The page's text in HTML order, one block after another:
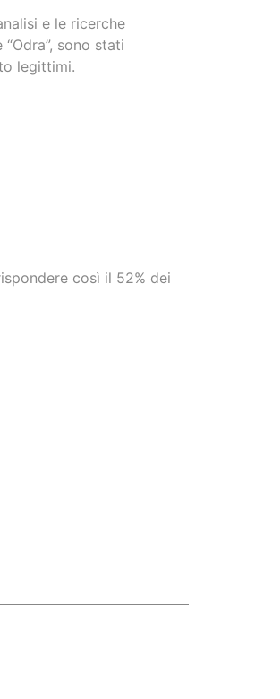
e le ricerche
sono stati
legittimi.
così il 52% dei